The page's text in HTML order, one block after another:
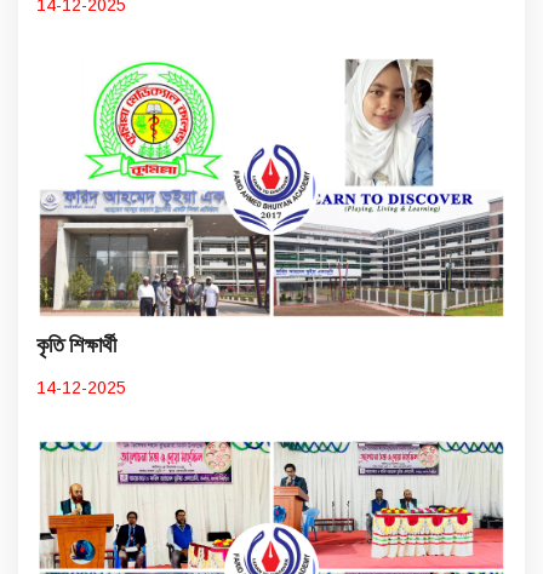
14-12-2025
কৃতি শিক্ষার্থী
14-12-2025